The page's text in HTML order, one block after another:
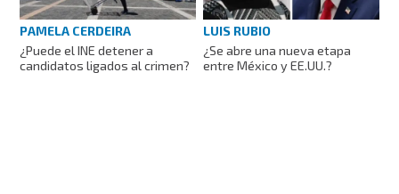
PAMELA CERDEIRA
¿Puede el INE detener a
candidatos ligados al crimen?
LUIS RUBIO
¿Se abre una nueva etapa
entre México y EE.UU.?